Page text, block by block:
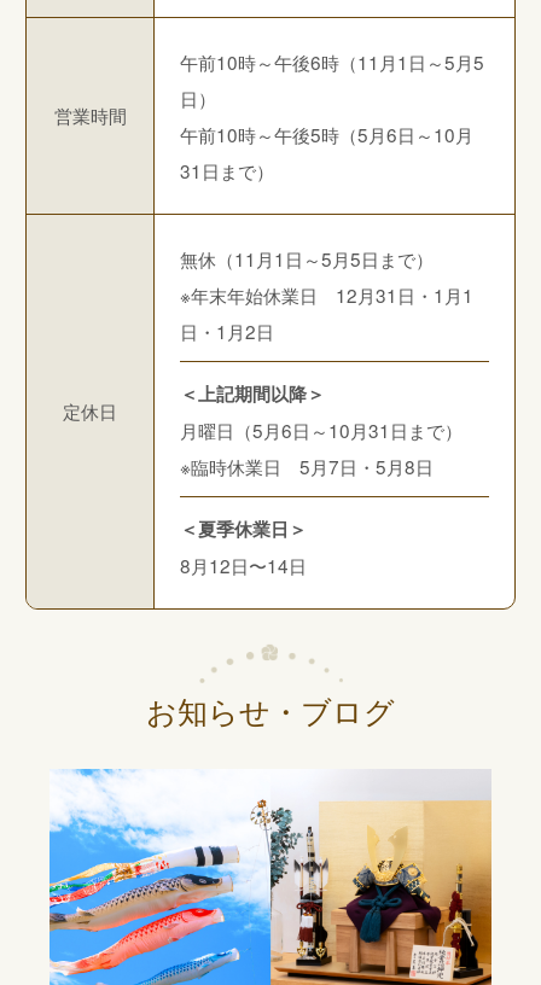
営業時間
午前10時～午後6時（11月1日～5月5
日）
午前10時～午後5時（5月6日～10月
31日まで）
定休日
無休（11月1日～5月5日まで）
※年末年始休業日 12月31日・1月1
日・1月2日
＜上記期間以降＞
月曜日（5月6日～10月31日まで）
※臨時休業日 5月7日・5月8日
＜夏季休業日＞
8月12日〜14日
お知らせ・ブログ